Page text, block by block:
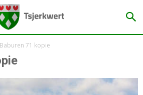
Baburen 71 kopie